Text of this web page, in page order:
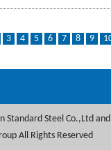
3 4 5 6 7 8 9
Standard Steel Co.,Ltd
All Rights Reserved